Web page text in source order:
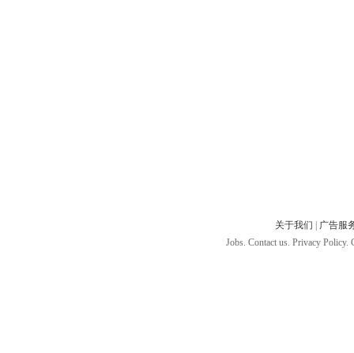
关于我们
广告服
Jobs. Contact us. Privacy